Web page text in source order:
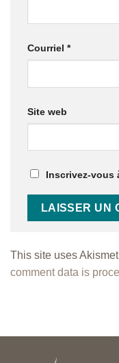
Courriel *
Site web
Inscrivez-vous
This site uses
comment data is